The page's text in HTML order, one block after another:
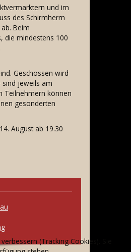
und im
des Schirmherrn
Beim
die mindestens 100
Geschossen wird
sind jeweils am
Teilnehmern können
gesonderten
August ab 19.30
(Tracking Cookies). Sie